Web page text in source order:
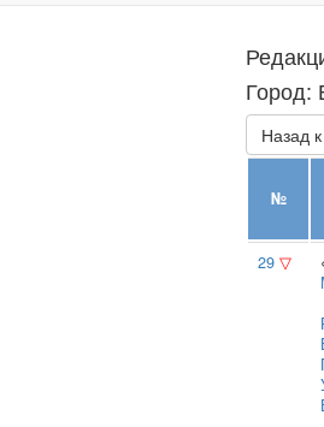
Город:
Назад
№
29 ▽